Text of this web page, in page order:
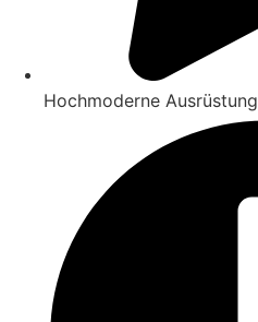
Hochmoderne Ausrüstung